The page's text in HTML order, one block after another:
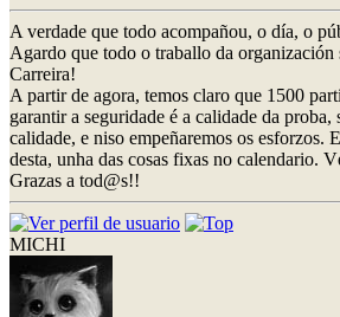
A verdade que todo acompañou, o día, o
Agardo que todo o traballo da organización
Carreira!
A partir de agora, temos claro que 1500
garantir a seguridade é a calidade da proba,
calidade, e niso empeñaremos os esforzos.
desta, unha das cosas fixas no calendario.
Grazas a tod@s!!
MICHI